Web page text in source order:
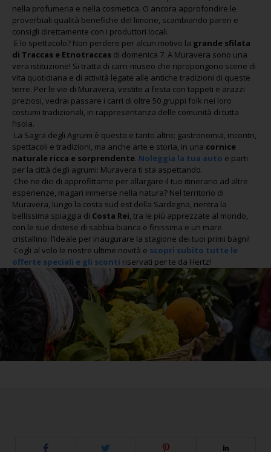
nella profumeria e nella cosmetica. O ancora approfondire le
proverbiali qualità benefiche del limone, scambiando pareri e
consigli direttamente con i produttori locali.
E lo spettacolo? Non perdere per alcun motivo la grande sfilata
di Traccas e Etnotraccas di domenica 7. A Muravera sono una
vera istituzione! Si tratta di carri-museo che ripropongono scene di
vita quotidiana e di attività legate alle antiche tradizioni di queste
terre. Per le vie di Muravera, vestite a festa con tappeti e arazzi
preziosi, vedrai passare i carri di oltre 50 gruppi folk nei loro
costumi tradizionali, in rappresentanza delle comunità di tutta
l’isola.
La Sagra degli Agrumi è questo e tanto altro: gastronomia, incontri,
spettacoli e tradizioni, ma anche arte e storia, in una cornice
naturale ricca e sorprendente. Noleggia la tua auto e parti
per la città degli agrumi: Muravera ti sta aspettando.
Che ne dici di approfittarne per allargare il tuo itinerario ad altre
esperienze, magari immerse nella natura? Nel territorio di
Muravera, lungo la costa sud est della Sardegna, rientra la
bellissima spiaggia di Costa Rei, tra le più apprezzate al mondo,
con le sue distese di sabbia bianca e finissima e un mare
cristallino: l’ideale per inaugurare la stagione dei tuoi primi bagni!
Cogli al volo le nostre ultime novità e scopri subito tutte le
offerte speciali e gli sconti riservati per te da Hertz!